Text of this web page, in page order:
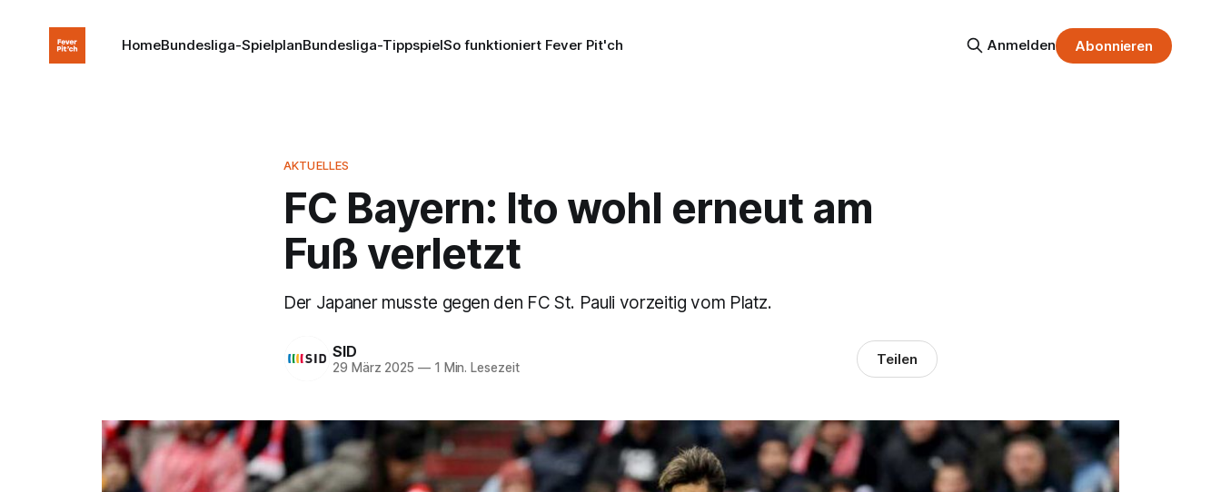
HomeBundesliga-SpielplanBundesliga-TippspielSo funktioniert Fever Pit'ch Anmelden Abonnieren
AKTUELLES
FC Bayern: Ito wohl erneut am
Fuß verletzt
Der Japaner musste gegen den FC St. Pauli vorzeitig vom Platz.
SID
29 März 2025 —1 Min. Lesezeit Teilen